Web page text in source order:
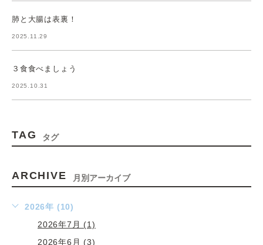
肺と大腸は表裏！
2025.11.29
３食食べましょう
2025.10.31
TAG タグ
ARCHIVE 月別アーカイブ
2026年 (10)
2026年7月 (1)
2026年6月 (3)